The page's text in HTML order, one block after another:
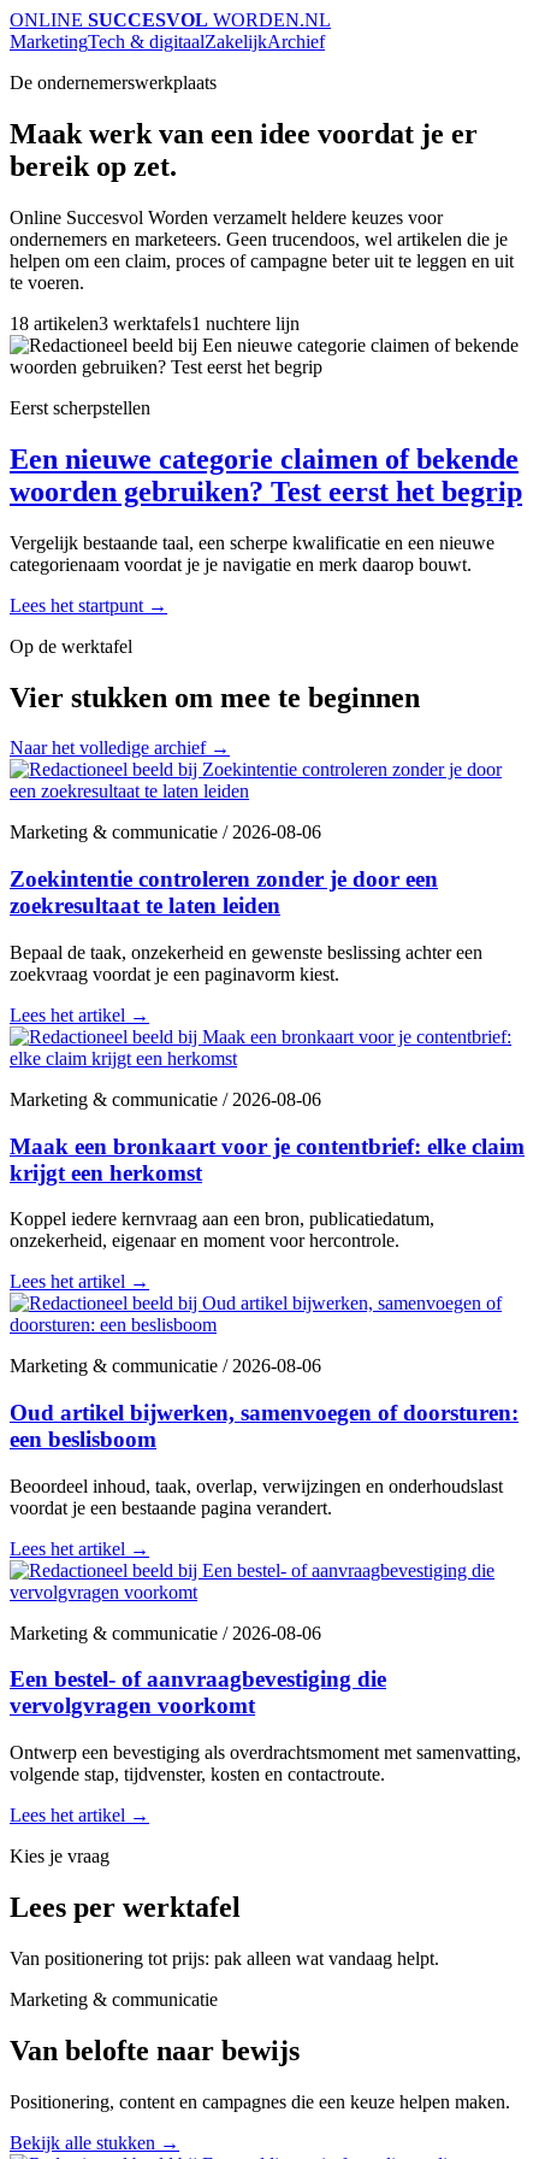
ONLINE SUCCESVOL WORDEN.NL
MarketingTech & digitaalZakelijkArchief
De ondernemerswerkplaats
Maak werk van een idee voordat je er
bereik op zet.
Online Succesvol Worden verzamelt heldere keuzes voor
ondernemers en marketeers. Geen trucendoos, wel artikelen die je
helpen om een claim, proces of campagne beter uit te leggen en uit
te voeren.
18 artikelen3 werktafels1 nuchtere lijn
Eerst scherpstellen
Een nieuwe categorie claimen of bekende
woorden gebruiken? Test eerst het begrip
Vergelijk bestaande taal, een scherpe kwalificatie en een nieuwe
categorienaam voordat je je navigatie en merk daarop bouwt.
Lees het startpunt →
Op de werktafel
Vier stukken om mee te beginnen
Naar het volledige archief →
Marketing & communicatie /2026-08-06
Zoekintentie controleren zonder je door een
zoekresultaat te laten leiden
Bepaal de taak, onzekerheid en gewenste beslissing achter een
zoekvraag voordat je een paginavorm kiest.
Lees het artikel →
Marketing & communicatie /2026-08-06
Maak een bronkaart voor je contentbrief: elke claim
krijgt een herkomst
Koppel iedere kernvraag aan een bron, publicatiedatum,
onzekerheid, eigenaar en moment voor hercontrole.
Lees het artikel →
Marketing & communicatie /2026-08-06
Oud artikel bijwerken, samenvoegen of doorsturen:
een beslisboom
Beoordeel inhoud, taak, overlap, verwijzingen en onderhoudslast
voordat je een bestaande pagina verandert.
Lees het artikel →
Marketing & communicatie /2026-08-06
Een bestel- of aanvraagbevestiging die
vervolgvragen voorkomt
Ontwerp een bevestiging als overdrachtsmoment met samenvatting,
volgende stap, tijdvenster, kosten en contactroute.
Lees het artikel →
Kies je vraag
Lees per werktafel
Van positionering tot prijs: pak alleen wat vandaag helpt.
Marketing & communicatie
Van belofte naar bewijs
Positionering, content en campagnes die een keuze helpen maken.
Bekijk alle stukken →